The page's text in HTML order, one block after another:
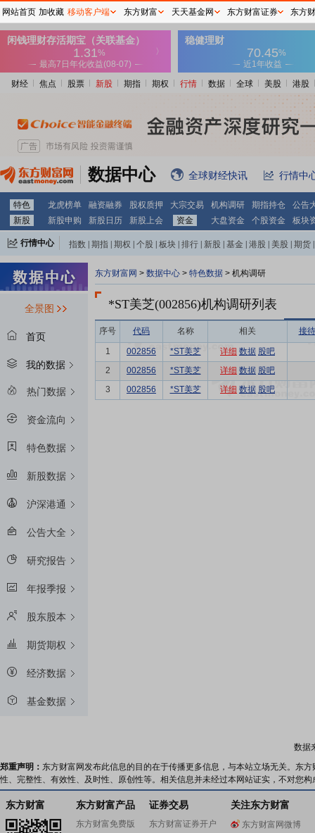
财经 焦点 股票 新股 期指 期权 行情 数据 全球 美股 港股
数据中心 全球财经快讯 行情中
特色 龙虎榜单 融资融券 股权质押 大宗交易 机构调研 期指持仓
公告
新股
新股申购 新股日历 新股上会 资金 大盘资金 个股资金 板块
行情中心 指数 期指 期权 个股 板块 排行 新股 基金 港股 美股 期货
全景图
首页
我的数据
热门数据
资金流向
特色数据
新股数据
沪深港通
公告大全
研究报告
年报季报
股东股本
期货期权
经济数据
基金数据
东方财富网 > 数据中心 > 特色数据 > 机构调研
*ST美芝(002856)机构调研列表
序号 代码 名称 相关 接
1 002856 *ST美芝 详细 数据 股吧
2
002856 *ST美芝 详细 数据 股吧
3
002856 *ST美芝 详细 数据 股吧
数据
郑重声明： 东方财富网发布此信息的目的在于传播更多信息，与本站立场无关。东
性、完整性、有效性、及时性、原创性等。相关信息并未经过本网站证实，不对您
东方财富 东方财富产品
东方财富免费版
证券交易
东方财富证券开户
关注东方财富
东方财富网微博
网站首页 加收藏 移动客户端 东方财富 天天基金网 东方财富证券 东方